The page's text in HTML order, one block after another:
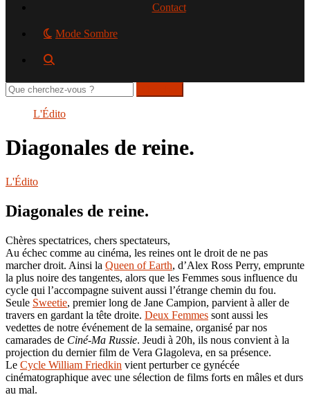
Contact
Mode Sombre
Rechercher
sur
L'Édito
Diagonales de reine.
L'Édito
Diagonales de reine.
Chères spectatrices, chers spectateurs,
Au échec comme au cinéma, les reines ont le droit de ne pas
marcher droit. Ainsi la Queen of Earth, d’Alex Ross Perry, emprunte
la plus noire des tangentes, alors que les Femmes sous influence du
cycle qui l’accompagne suivent aussi l’étrange chemin du fou.
Seule Sweetie, premier long de Jane Campion, parvient à aller de
travers en gardant la tête droite. Deux Femmes sont aussi les
vedettes de notre événement de la semaine, organisé par nos
camarades de Ciné-Ma Russie. Jeudi à 20h, ils nous convient à la
projection du dernier film de Vera Glagoleva, en sa présence.
Le Cycle William Friedkin vient perturber ce gynécée
cinématographique avec une sélection de films forts en mâles et durs
au mal.